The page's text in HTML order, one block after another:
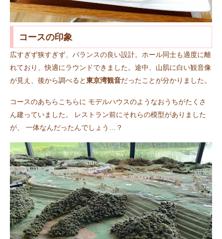
コースの印象
広すぎず狭すぎず、バランスの良い設計。ホール同士も適度に離
れており、快適にラウンドできました。途中、山肌に白い観音像
が見え、後から調べると東京湾観音だったことが分かりました。
コースのあちらこちらに モデルハウスのようなおうちがたくさ
ん建っていました。 レストラン前にそれらの模型がありました
が、 一体なんだったんでしょう…？